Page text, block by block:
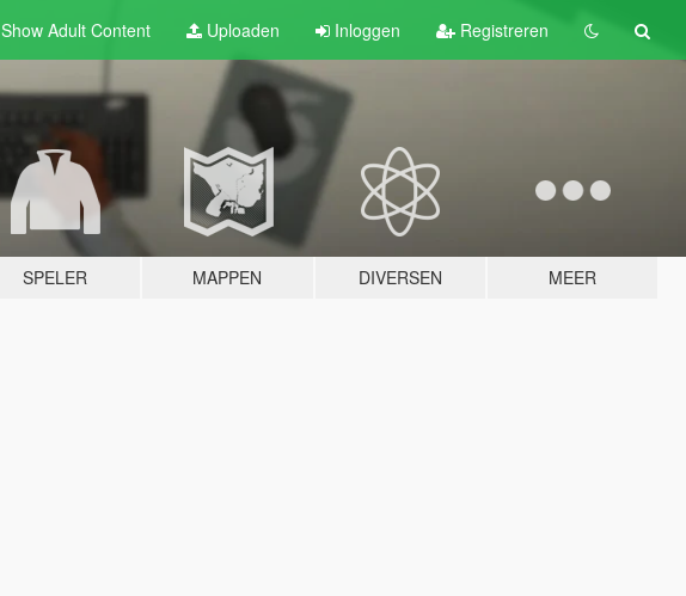
Show Adult Content Uploaden Inloggen Registreren
SPELER MAPPEN DIVERSEN MEER